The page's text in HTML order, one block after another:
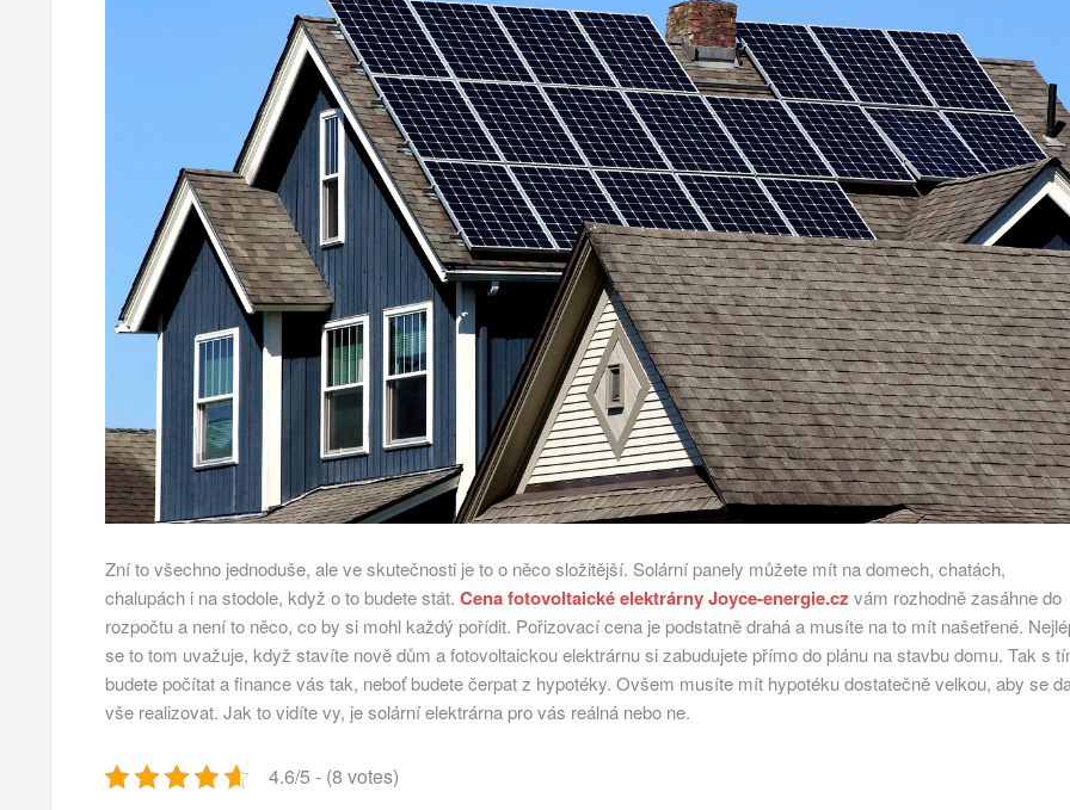
Zní to všechno jednoduše, ale ve skutečnosti je to o něco složitější. Solární panely můžete mít na domech, chatách,
chalupách i na stodole, když o to budete stát. Cena fotovoltaické elektrárny Joyce-energie.cz vám rozhodně zasáhne do
rozpočtu a není to něco, co by si mohl každý pořídit. Pořizovací cena je podstatně drahá a musíte na to mít našetřené.
se to tom uvažuje, když stavíte nově dům a fotovoltaickou elektrárnu si zabudujete přímo do plánu na stavbu domu. Tak s
budete počítat a finance vás tak, neboť budete čerpat z hypotéky. Ovšem musíte mít hypotéku dostatečně velkou, aby se
vše realizovat. Jak to vidíte vy, je solární elektrárna pro vás reálná nebo ne.
4.6/5 - (8 votes)